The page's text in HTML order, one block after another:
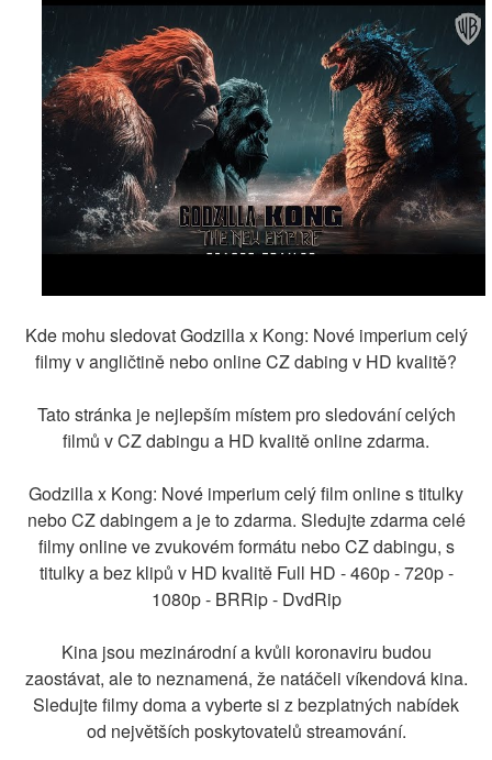
Kde mohu sledovat Godzilla x Kong: Nové imperium celý
filmy v angličtině nebo online CZ dabing v HD kvalitě?
Tato stránka je nejlepším místem pro sledování celých
filmů v CZ dabingu a HD kvalitě online zdarma.
Godzilla x Kong: Nové imperium celý film online s titulky
nebo CZ dabingem a je to zdarma. Sledujte zdarma celé
filmy online ve zvukovém formátu nebo CZ dabingu, s
titulky a bez klipů v HD kvalitě Full HD - 460p - 720p -
1080p - BRRip - DvdRip
Kina jsou mezinárodní a kvůli koronaviru budou
zaostávat, ale to neznamená, že natáčeli víkendová kina.
Sledujte filmy doma a vyberte si z bezplatných nabídek
od největších poskytovatelů streamování.